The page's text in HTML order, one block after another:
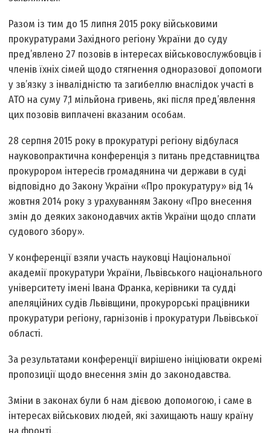
Разом із тим до 15 липня 2015 року військовими
прокуратурами Західного регіону України до суду
пред’явлено 27 позовів в інтересах військовослужбовців і
членів їхніх сімей щодо стягнення одноразової допомоги
у зв’язку з інвалідністю та загибеллю внаслідок участі в
АТО на суму 7,1 мільйона гривень, які після пред’явлення
цих позовів виплачені вказаним особам.
28 серпня 2015 року в прокуратурі регіону відбулася
науково­практична конференція з питань представництва
прокурором інтересів громадянина чи держави в суді
відповідно до Закону України «Про прокуратуру» від 14
жовтня 2014 року з урахуванням Закону «Про внесення
змін до деяких законодавчих актів України щодо сплати
судового збору».
У конференції взяли участь науковці Національної
академії прокуратури України, Львівського національного
університету імені Івана Франка, керівники та судді
апеляційних судів Львівщини, прокурорські працівники
прокуратури регіону, гарнізонів і прокуратури Львівської
області.
За результатами конференції вирішено ініціювати окремі
пропозиції щодо внесення змін до законодавства.
Зміни в законах були б нам дієвою допомогою, і саме в
інтересах військових людей, які захищають нашу країну